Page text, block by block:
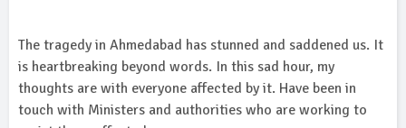
The tragedy in Ahmedabad has stunned and saddened us. It
is heartbreaking beyond words. In this sad hour, my
thoughts are with everyone affected by it. Have been in
touch with Ministers and authorities who are working to